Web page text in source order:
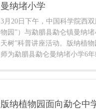
曼纳堵小学
3月20日下午，中国科学院西
物园”）与勐腊县勐仑镇曼纳
天树”科普讲座活动。版纳植
师为勐腊县勐仑曼纳堵小学6
版纳植物园面向勐仑中